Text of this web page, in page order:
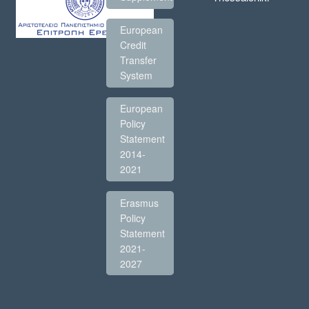
European
Credit
Transfer
System
European
Policy
Statement
2014-
2021
Erasmus
Policy
Statement
2021-
2027